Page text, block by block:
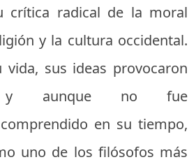
crítica radical de la moral
y la cultura occidental.
sus ideas provocaron
y aunque no fue
en su tiempo,
uno de los filósofos más